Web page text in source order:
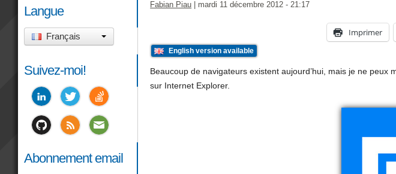
Fabian Piau mardi 11 décembre 2012 - 21:17
Imprimer
English version available
Beaucoup de navigateurs existent aujourd’hui, mais je ne peux
sur Internet Explorer.
Langue
Français
Suivez-moi!
Abonnement email